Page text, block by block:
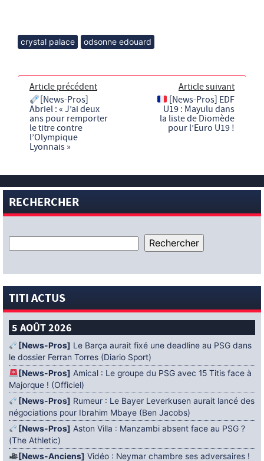
crystal palace odsonne edouard
Article précédent
[News-Pros]
Abriel : « J’ai deux
ans pour remporter
le titre contre
l’Olympique
Lyonnais »
Article suivant
[News-Pros] EDF
U19 : Mayulu dans
la liste de Diomède
pour l’Euro U19 !
RECHERCHER
TITI ACTUS
5 AOÛT 2026
[News-Pros] Le Barça aurait fixé une deadline au PSG dans
le dossier Ferran Torres (Diario Sport)
[News-Pros] Amical : Le groupe du PSG avec 15 Titis face à
Majorque ! (Officiel)
[News-Pros] Rumeur : Le Bayer Leverkusen aurait lancé des
négociations pour Ibrahim Mbaye (Ben Jacobs)
[News-Pros] Aston Villa : Manzambi absent face au PSG ?
(The Athletic)
[News-Anciens] Vidéo : Neymar chambre ses adversaires !